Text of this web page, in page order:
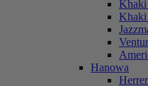
Khaki
Hanowa